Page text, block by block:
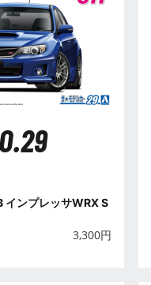
インプレッサWRX S
3,300円